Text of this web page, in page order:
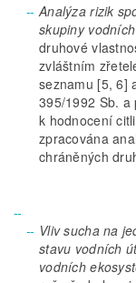
Analýza rizik
skupiny
druhové
zvláštním
seznamu [5, 6]
395/1992 Sb. a
k hodnocení
zpracována
chráněných
Vliv sucha na
stavu vodních
vodních